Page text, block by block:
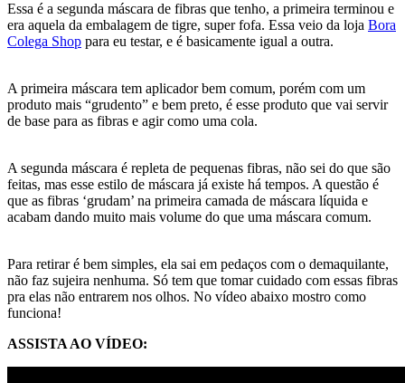
Essa é a segunda máscara de fibras que tenho, a primeira terminou e
era aquela da embalagem de tigre, super fofa. Essa veio da loja Bora
Colega Shop para eu testar, e é basicamente igual a outra.
A primeira máscara tem aplicador bem comum, porém com um
produto mais “grudento” e bem preto, é esse produto que vai servir
de base para as fibras e agir como uma cola.
A segunda máscara é repleta de pequenas fibras, não sei do que são
feitas, mas esse estilo de máscara já existe há tempos. A questão é
que as fibras ‘grudam’ na primeira camada de máscara líquida e
acabam dando muito mais volume do que uma máscara comum.
Para retirar é bem simples, ela sai em pedaços com o demaquilante,
não faz sujeira nenhuma. Só tem que tomar cuidado com essas fibras
pra elas não entrarem nos olhos. No vídeo abaixo mostro como
funciona!
ASSISTA AO VÍDEO: